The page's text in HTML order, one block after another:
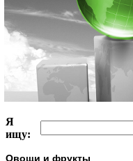
Я
ищу:
Овощи и фрукты